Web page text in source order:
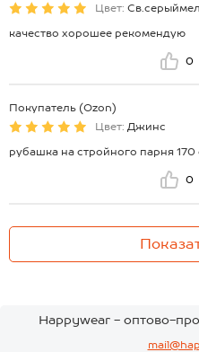
Цвет:
качество хорошее рекомендую
0
Покупатель (Ozon)
Цвет: Джинс
рубашка на стройного парня
0
Happywear - оптово-